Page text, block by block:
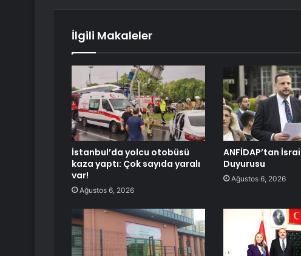
İlgili Makaleler
İstanbul’da yolcu otobüsü
kaza yaptı: Çok sayıda yaralı
var!
Ağustos 6, 2026
ANFİDAP’tan
Duyurusu
Ağustos 6, 2026